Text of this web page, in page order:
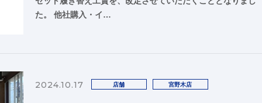
た。 他社購入・イ…
2024.10.17 店舗 宮野木店